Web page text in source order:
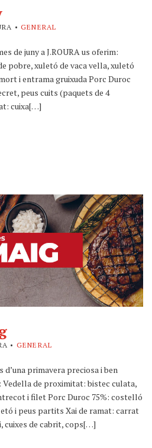
•GENERAL
de juny a J.ROURA us oferim:
pobre, xuletó de vaca vella, xuletó
i entrama gruixuda Porc Duroc
peus cuits (paquets de 4
cuixa[…]
• GENERAL
d’una primavera preciosa i ben
Vedella de proximitat: bistec culata,
i filet Porc Duroc 75%: costelló
i peus partits Xai de ramat: carrat
cuixes de cabrit, cops[…]